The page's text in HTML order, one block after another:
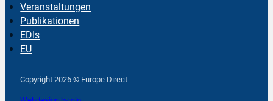
Veranstaltungen
Publikationen
EDIs
EU
Copyright 2026 © Europe Direct